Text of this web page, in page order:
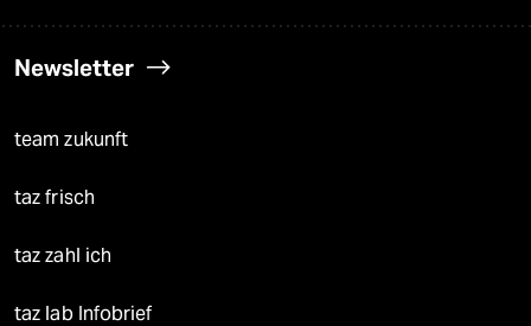
Newsletter
team zukunft
taz frisch
taz zahl ich
taz lab Infobrief